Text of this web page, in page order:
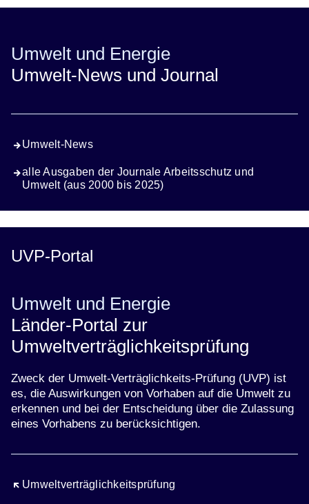
Umwelt und Energie
Umwelt-News und Journal
Umwelt-News
alle Ausgaben der Journale Arbeitsschutz und
Umwelt (aus 2000 bis 2025)
UVP-Portal
Umwelt und Energie
Länder-Portal zur
Umweltverträglichkeitsprüfung
Zweck der Umwelt-Verträglichkeits-Prüfung (UVP) ist
es, die Auswirkungen von Vorhaben auf die Umwelt zu
erkennen und bei der Entscheidung über die Zulassung
eines Vorhabens zu berücksichtigen.
Umweltverträglichkeitsprüfung
Öffnet sich in einem neuen Fenster